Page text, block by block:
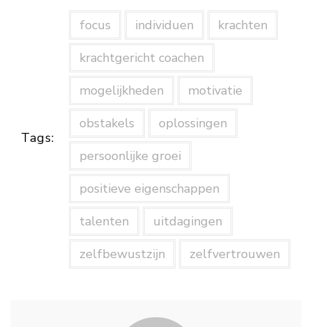
Tags:
focus individuen
krachten
krachtgericht coachen
mogelijkheden
motivatie
obstakels
oplossingen
persoonlijke groei
positieve eigenschappen
talenten
uitdagingen
zelfbewustzijn
zelfvertrouwen